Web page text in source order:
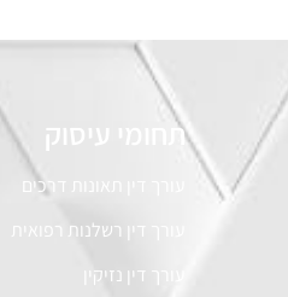
תחומי עיסוק
עורך דין תאונות דרכים
עורך דין רשלנות רפואית
עורך דין נזיקין